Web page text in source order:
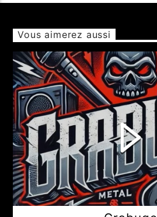
Vous aimerez aussi